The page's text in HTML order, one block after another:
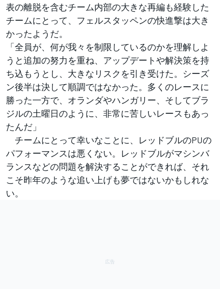
表の離脱を含むチーム内部の大きな再編も経験した
チームにとって、フェルスタッペンの快進撃は大き
かったようだ。
「全員が、何が我々を制限しているのかを理解しよ
うと追加の努力を重ね、アップデートや解決策を持
ち込もうとし、大きなリスクを引き受けた。シーズ
ン後半は決して順調ではなかった。多くのレースに
勝った一方で、オランダやハンガリー、そしてブラ
ジルの土曜日のように、非常に苦しいレースもあっ
たんだ」
チームにとって幸いなことに、レッドブルのPUの
パフォーマンスは悪くない。レッドブルがマシンバ
ランスなどの問題を解決することができれば、それ
こそ昨年のような追い上げも夢ではないかもしれな
い。